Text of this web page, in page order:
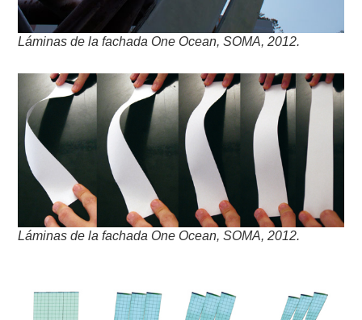
Láminas de la fachada One Ocean, SOMA, 2012.
Láminas de la fachada One Ocean, SOMA, 2012.